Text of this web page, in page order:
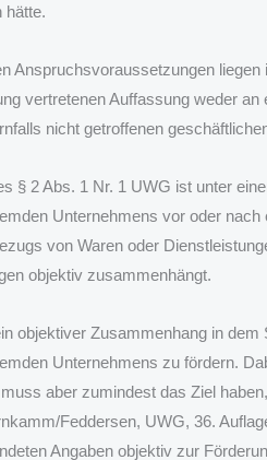
hätte.
Anspruchsvoraussetzungen
vertretenen Auffassung weder
nicht getroffenen
§ 2 Abs. 1 Nr. 1 UWG ist unter
Unternehmens vor oder
von Waren oder
objektiv zusammenhängt.
objektiver Zusammenhang in
Unternehmens zu fördern.
aber zumindest das Ziel
Feddersen, UWG, 36.
Angaben objektiv zur